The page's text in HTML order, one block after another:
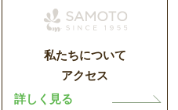
私たちについて
アクセス
詳しく見る